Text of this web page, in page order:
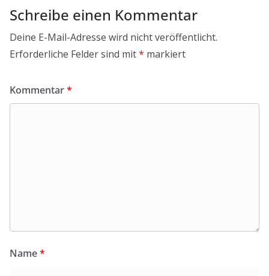
Schreibe einen Kommentar
Deine E-Mail-Adresse wird nicht veröffentlicht.
Erforderliche Felder sind mit* markiert
Kommentar*
Name*